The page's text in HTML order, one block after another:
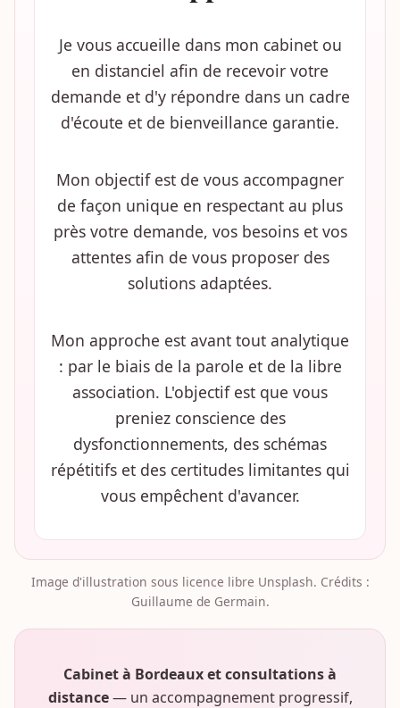
Je vous accueille dans mon cabinet ou
en distanciel afin de recevoir votre
demande et d'y répondre dans un cadre
d'écoute et de bienveillance garantie.
Mon objectif est de vous accompagner
de façon unique en respectant au plus
près votre demande, vos besoins et vos
attentes afin de vous proposer des
solutions adaptées.
Mon approche est avant tout analytique
: par le biais de la parole et de la libre
association. L'objectif est que vous
preniez conscience des
dysfonctionnements, des schémas
répétitifs et des certitudes limitantes qui
vous empêchent d'avancer.
Image d'illustration sous licence libre Unsplash. Crédits :
Guillaume de Germain.
Cabinet à Bordeaux et consultations à
distance— un accompagnement progressif,